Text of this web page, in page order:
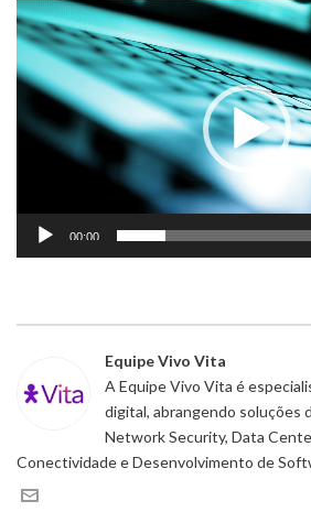
Tocador
de
vídeo
00:00
Equipe Vivo Vita
A Equipe Vivo Vita é
digital, abrangendo soluções
Network Security, Data
Conectividade e Desenvolvimento de